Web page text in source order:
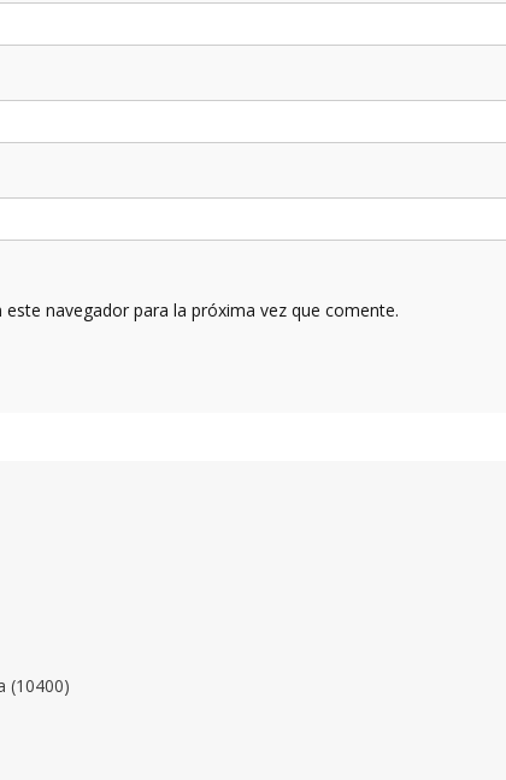
navegador para la próxima vez que comente.
(10400)